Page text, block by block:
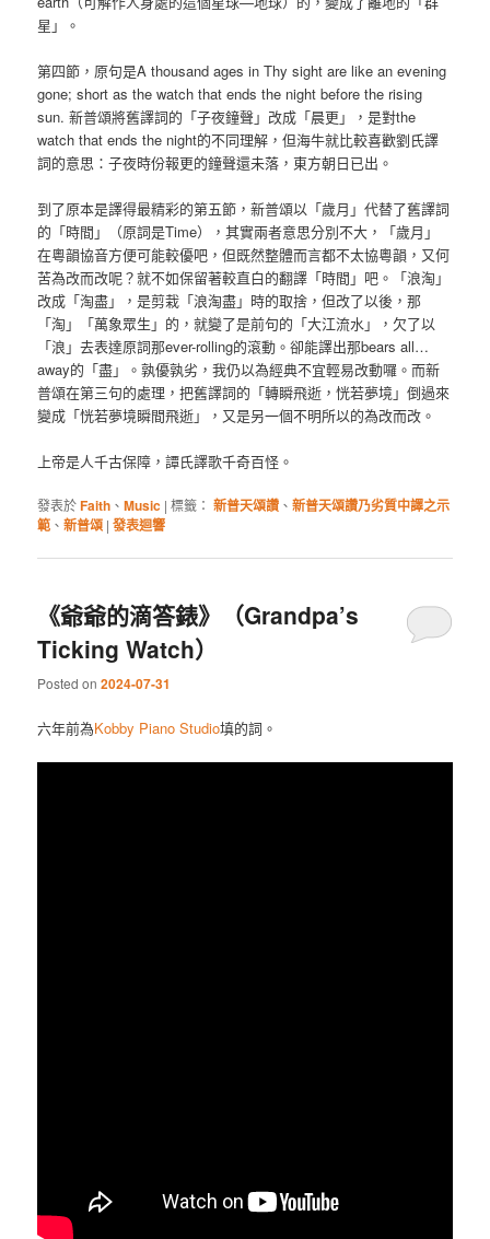
星」。
第四節，原句是A thousand ages in Thy sight are like an evening
gone; short as the watch that ends the night before the rising
sun. 新普頌將舊譯詞的「子夜鐘聲」改成「晨更」，是對the
watch that ends the night的不同理解，但海牛就比較喜歡劉氏譯
詞的意思：子夜時份報更的鐘聲還未落，東方朝日已出。
到了原本是譯得最精彩的第五節，新普頌以「歲月」代替了舊譯詞
的「時間」（原詞是Time），其實兩者意思分別不大，「歲月」
在粵韻協音方便可能較優吧，但既然整體而言都不太協粵韻，又何
苦為改而改呢？就不如保留著較直白的翻譯「時間」吧。「浪淘」
改成「淘盡」，是剪栽「浪淘盡」時的取捨，但改了以後，那
「淘」「萬象眾生」的，就變了是前句的「大江流水」，欠了以
「浪」去表達原詞那ever-rolling的滾動。卻能譯出那bears all…
away的「盡」。孰優孰劣，我仍以為經典不宜輕易改動囉。而新
普頌在第三句的處理，把舊譯詞的「轉瞬飛逝，恍若夢境」倒過來
變成「恍若夢境瞬間飛逝」，又是另一個不明所以的為改而改。
上帝是人千古保障，譚氏譯歌千奇百怪。
發表於Faith 、Music |標籤： 新普天頌讚 、新普天頌讚乃劣質中譯之示
範 、新普頌 |發表迴響
《爺爺的滴答錶》（Grandpa’s
Ticking Watch）
Posted on2024-07-31
六年前為Kobby Piano Studio填的詞。